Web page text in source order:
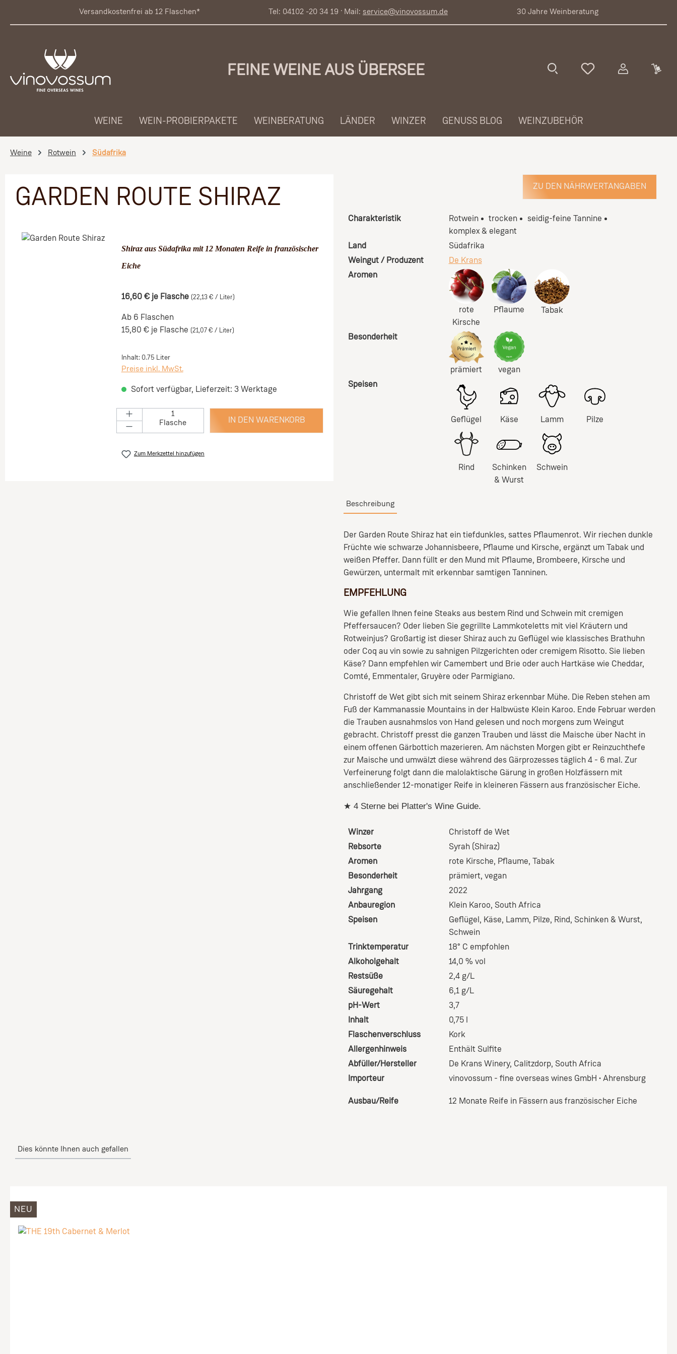
Hauptinhalt springen
Zur Hauptnavigation springenVersandkostenfrei ab 12 Flaschen* Tel: 04102 -20 34 19 · Mail: service@vinovossum.de 30 Jahre Weinberatung
FEINE WEINE AUS ÜBERSEE
WEINE WEIN-PROBIERPAKETE WEINBERATUNG LÄNDER WINZER GENUSS BLOG WEINZUBEHÖR
Weine Rotwein Südafrika
GARDEN ROUTE SHIRAZ
Bildergalerie überspringen
Shiraz aus Südafrika mit 12 Monaten Reife in französischer
Eiche
16,60 € je Flasche (22,13 € / Liter)
Ab 6 Flaschen
15,80 € je Flasche (21,07 € / Liter)
Inhalt: 0.75 Liter
Preise inkl. MwSt.
Sofort verfügbar, Lieferzeit: 3 Werktage
Flasche IN DEN WARENKORB
Zum Merkzettel hinzufügen
ZU DEN NÄHRWERTANGABEN
Charakteristik
komplex & elegant
seidig-feine Tannine
Rotwein trocken
Land
Südafrika
Weingut / Produzent
De Krans
Aromen
rote
Kirsche
Pflaume Tabak
Besonderheit
prämiert
vegan
Speisen
Geflügel Käse Lamm Pilze
Rind
Schinken
& Wurst
Schwein
Beschreibung
Der Garden Route Shiraz hat ein tiefdunkles, sattes Pflaumenrot. Wir riechen dunkle
Früchte wie schwarze Johannisbeere, Pflaume und Kirsche, ergänzt um Tabak und
weißen Pfeffer. Dann füllt er den Mund mit Pflaume, Brombeere, Kirsche und
Gewürzen, untermalt mit erkennbar samtigen Tanninen.
EMPFEHLUNG
Wie gefallen Ihnen feine Steaks aus bestem Rind und Schwein mit cremigen
Pfeffersaucen? Oder lieben Sie gegrillte Lammkoteletts mit viel Kräutern und
Rotweinjus? Großartig ist dieser Shiraz auch zu Geflügel wie klassisches Brathuhn
oder Coq au vin sowie zu sahnigen Pilzgerichten oder cremigem Risotto. Sie lieben
Käse? Dann empfehlen wir Camembert und Brie oder auch Hartkäse wie Cheddar,
Comté, Emmentaler, Gruyère oder Parmigiano.
Christoff de Wet gibt sich mit seinem Shiraz erkennbar Mühe. Die Reben stehen am
Fuß der Kammanassie Mountains in der Halbwüste Klein Karoo. Ende Februar werden
die Trauben ausnahmslos von Hand gelesen und noch morgens zum Weingut
gebracht. Christoff presst die ganzen Trauben und lässt die Maische über Nacht in
einem offenen Gärbottich mazerieren. Am nächsten Morgen gibt er Reinzuchthefe
zur Maische und umwälzt diese während des Gärprozesses täglich 4 - 6 mal. Zur
Verfeinerung folgt dann die malolaktische Gärung in großen Holzfässern mit
anschließender 12-monatiger Reife in kleineren Fässern aus französischer Eiche.
★ 4 Sterne bei Platter's Wine Guide.
Winzer
Christoff de Wet
Rebsorte
Syrah (Shiraz)
Aromen
rote Kirsche, Pflaume, Tabak
Besonderheit
prämiert, vegan
Jahrgang
2022
Anbauregion
Klein Karoo, South Africa
Speisen
Geflügel , Käse, Lamm, Pilze, Rind, Schinken & Wurst,
Schwein
Trinktemperatur
18° C empfohlen
Alkoholgehalt
14,0 % vol
Restsüße
2,4 g/L
Säuregehalt
6,1 g/L
pH-Wert
3,7
Inhalt
0,75 l
Flaschenverschluss
Kork
Allergenhinweis
Enthält Sulfite
Abfüller/Hersteller
De Krans Winery, Calitzdorp, South Africa
Importeur
vinovossum - fine overseas wines GmbH • Ahrensburg
Ausbau/Reife 12 Monate Reife in Fässern aus französischer Eiche
Dies könnte Ihnen auch gefallen
NEU